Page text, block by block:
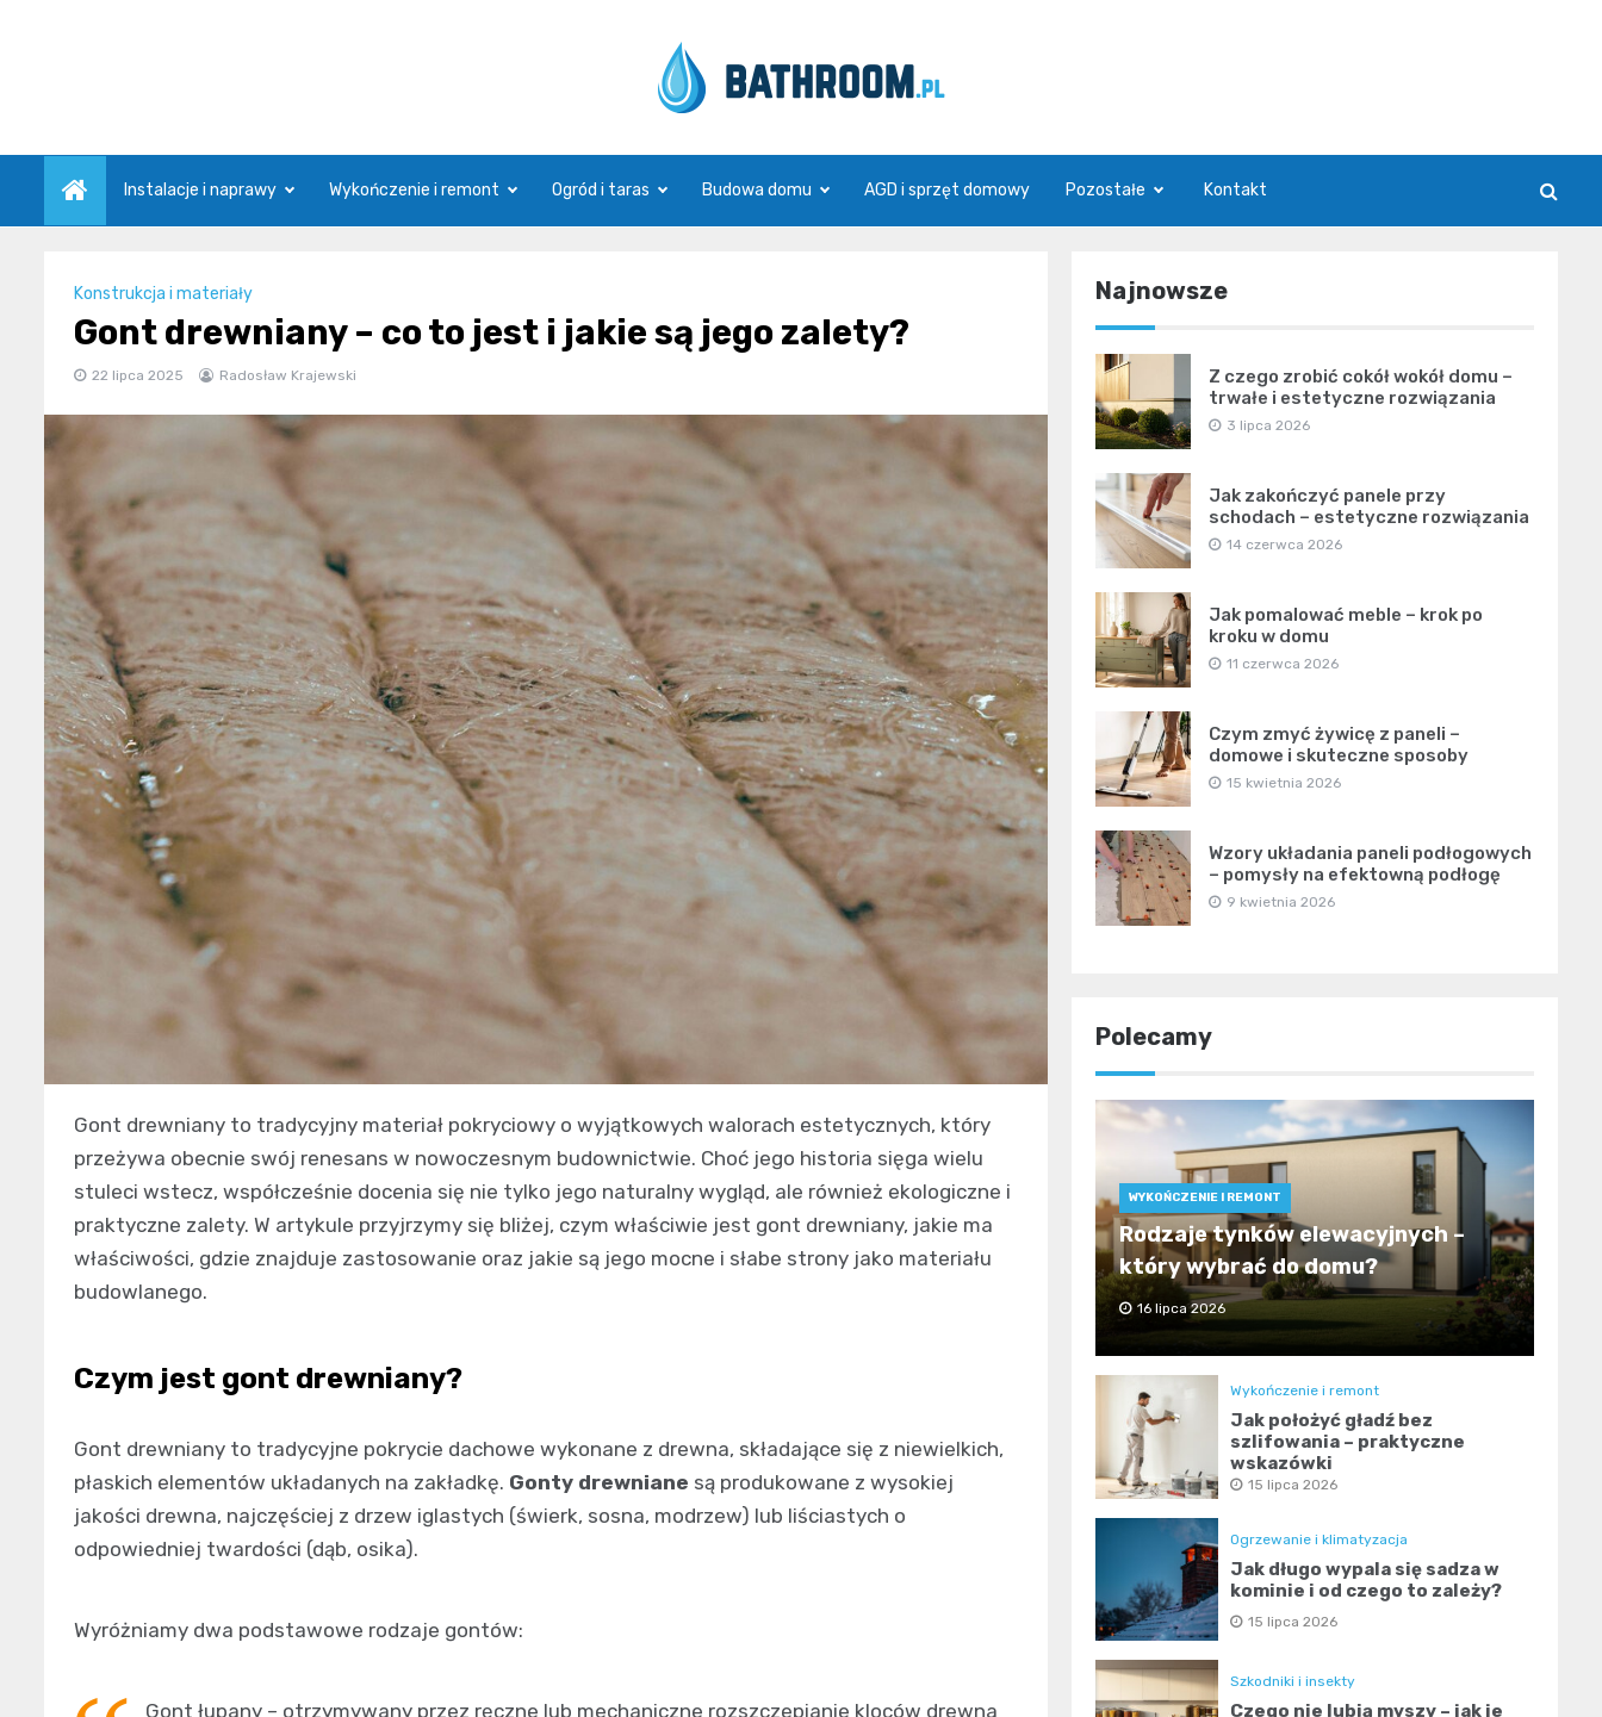
Bathroom.pl
Instalacje i naprawy Wykończenie i remont Ogród i taras Budowa domu AGD i sprzęt domowy Pozostałe Kontakt
Konstrukcja i materiały
Gont drewniany – co to jest i jakie są jego zalety?
22 lipca 2025 Radosław Krajewski
Gont drewniany to tradycyjny materiał pokryciowy o wyjątkowych walorach estetycznych, który
przeżywa obecnie swój renesans w nowoczesnym budownictwie. Choć jego historia sięga wielu
stuleci wstecz, współcześnie docenia się nie tylko jego naturalny wygląd, ale również ekologiczne i
praktyczne zalety. W artykule przyjrzymy się bliżej, czym właściwie jest gont drewniany, jakie ma
właściwości, gdzie znajduje zastosowanie oraz jakie są jego mocne i słabe strony jako materiału
budowlanego.
Czym jest gont drewniany?
Gont drewniany to tradycyjne pokrycie dachowe wykonane z drewna, składające się z niewielkich,
płaskich elementów układanych na zakładkę. Gonty drewniane są produkowane z wysokiej
jakości drewna, najczęściej z drzew iglastych (świerk, sosna, modrzew) lub liściastych o
odpowiedniej twardości (dąb, osika).
Wyróżniamy dwa podstawowe rodzaje gontów:
Gont łupany – otrzymywany przez ręczne lub mechaniczne rozszczepianie kloców drewna
Najnowsze
Z czego zrobić cokół wokół domu –
trwałe i estetyczne rozwiązania
3 lipca 2026
Jak zakończyć panele przy
schodach – estetyczne rozwiązania
14 czerwca 2026
Jak pomalować meble – krok po
kroku w domu
11 czerwca 2026
Czym zmyć żywicę z paneli –
domowe i skuteczne sposoby
15 kwietnia 2026
Wzory układania paneli podłogowych
– pomysły na efektowną podłogę
9 kwietnia 2026
Polecamy
WYKOŃCZENIE I REMONT
Rodzaje tynków elewacyjnych –
który wybrać do domu?
16 lipca 2026
Wykończenie i remont
Jak położyć gładź bez
szlifowania – praktyczne
wskazówki
15 lipca 2026
Ogrzewanie i klimatyzacja
Jak długo wypala się sadza w
kominie i od czego to zależy?
15 lipca 2026
Szkodniki i insekty
Czego nie lubią myszy – jak je